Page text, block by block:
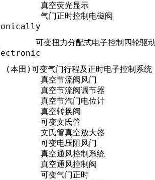
真空荧光显示
气门正时控制电磁阀
可变扭力分配式电子控制四轮驱动
)可变气门行程及正时电子控制系统
真空节流阀风门
真空节流阀调节器
真空节汽门电位计
真空转换阀
可变文氏管
文氏管真空放大器
可变电压阻风门
真空通风控制系统
真空通风控制阀
可变气门正时